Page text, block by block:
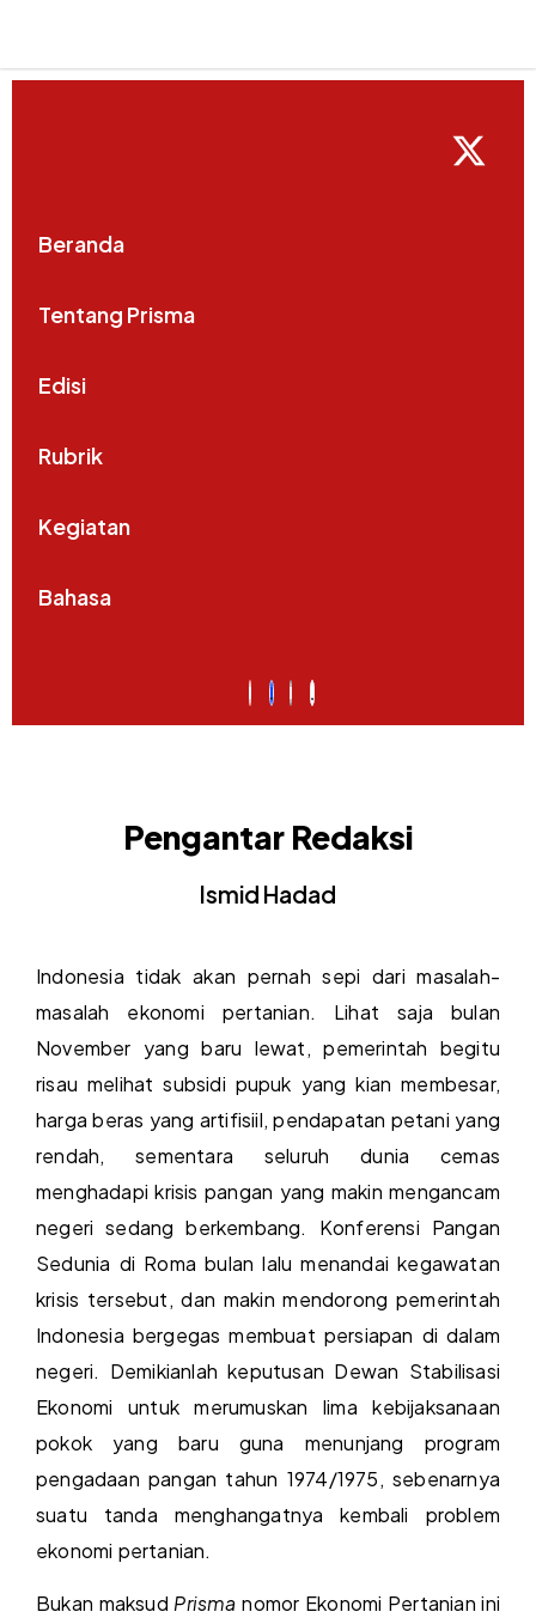
Beranda
Tentang Prisma
Edisi
Rubrik
Kegiatan
Bahasa
Pengantar Redaksi
Ismid Hadad
Indonesia tidak akan pernah sepi dari masalah-
masalah ekonomi pertanian. Lihat saja bulan
November yang baru lewat, pemerintah begitu
risau melihat subsidi pupuk yang kian membesar,
harga beras yang artifisiil, pendapatan petani yang
rendah, sementara seluruh dunia cemas
menghadapi krisis pangan yang makin mengancam
negeri sedang berkembang. Konferensi Pangan
Sedunia di Roma bulan lalu menandai kegawatan
krisis tersebut, dan makin mendorong pemerintah
Indonesia bergegas membuat persiapan di dalam
negeri. Demikianlah keputusan Dewan Stabilisasi
Ekonomi untuk merumuskan lima kebijaksanaan
pokok yang baru guna menunjang program
pengadaan pangan tahun 1974/1975, sebenarnya
suatu tanda menghangatnya kembali problem
ekonomi pertanian.
Bukan maksudPrisma nomor Ekonomi Pertanian ini